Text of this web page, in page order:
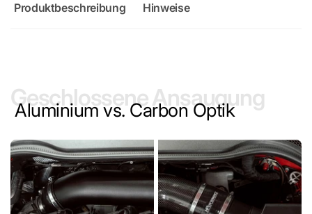
Produktbeschreibung Hinweise
Geschlossene Ansaugung
Aluminium vs. Carbon Optik